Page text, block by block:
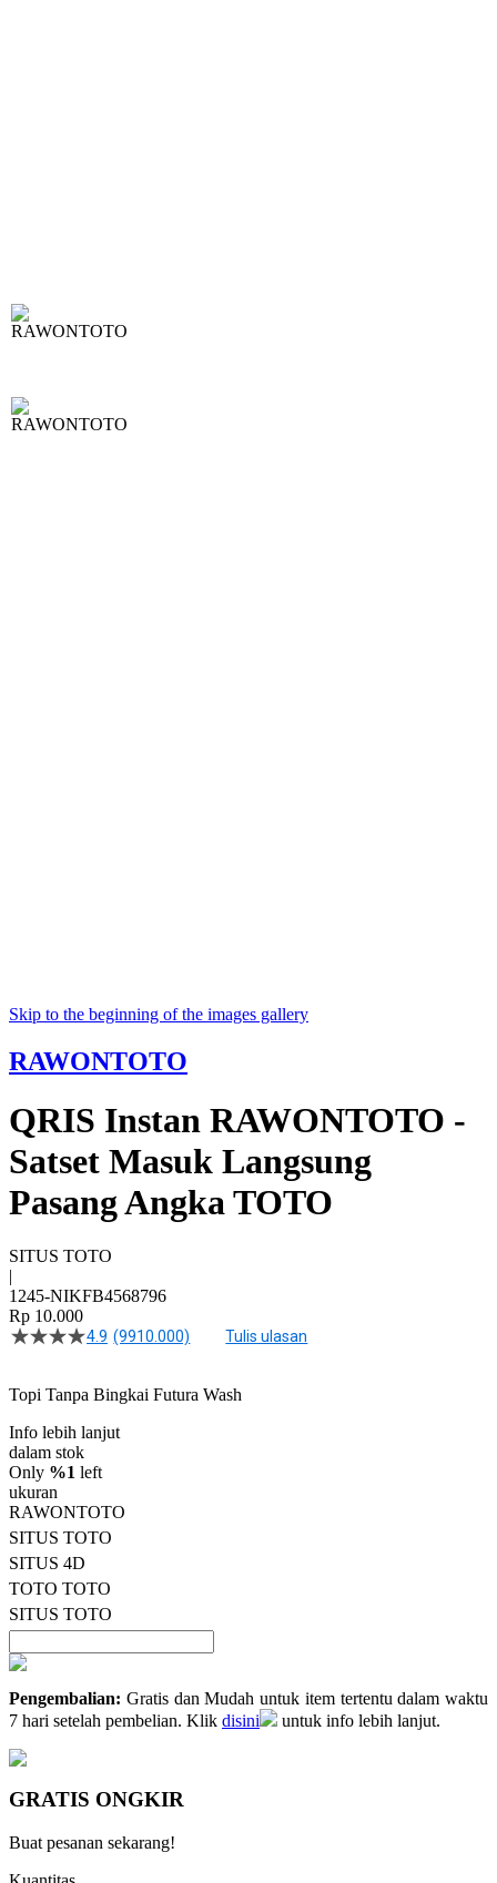
Skip to the beginning of the images gallery
RAWONTOTO
QRIS Instan RAWONTOTO -
Satset Masuk Langsung
Pasang Angka TOTO
SITUS TOTO
|
1245-NIKFB4568796
Rp 10.000
4.5
bintang,
rating
rata-
rata.
Read
13
Reviews.
Tautan
halaman
yang
sama.
4.9 (9910.000) Tulis ulasan
Topi Tanpa Bingkai Futura Wash
Info lebih lanjut
dalam stok
Only %1 left
ukuran
RAWONTOTO
SITUS TOTO
SITUS 4D
TOTO TOTO
SITUS TOTO
Pengembalian: Gratis dan Mudah untuk item tertentu dalam waktu
7 hari setelah pembelian. Klik disini untuk info lebih lanjut.
GRATIS ONGKIR
Buat pesanan sekarang!